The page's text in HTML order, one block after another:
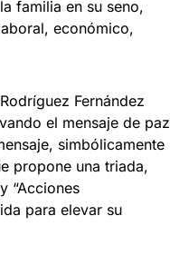
familia en su seno,
económico,
Fernández
el mensaje de paz
simbólicamente
propone una triada,
“Acciones
para elevar su